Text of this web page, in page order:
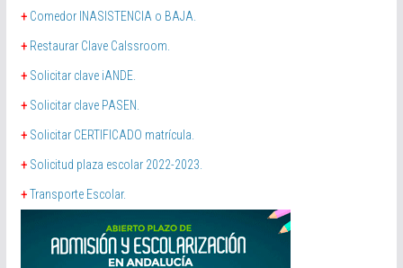
+ Comedor INASISTENCIA o BAJA.
+ Restaurar Clave Calssroom.
+ Solicitar clave iANDE.
+ Solicitar clave PASEN.
+ Solicitar CERTIFICADO matrícula.
+ Solicitud plaza escolar 2022-2023.
+Transporte Escolar.